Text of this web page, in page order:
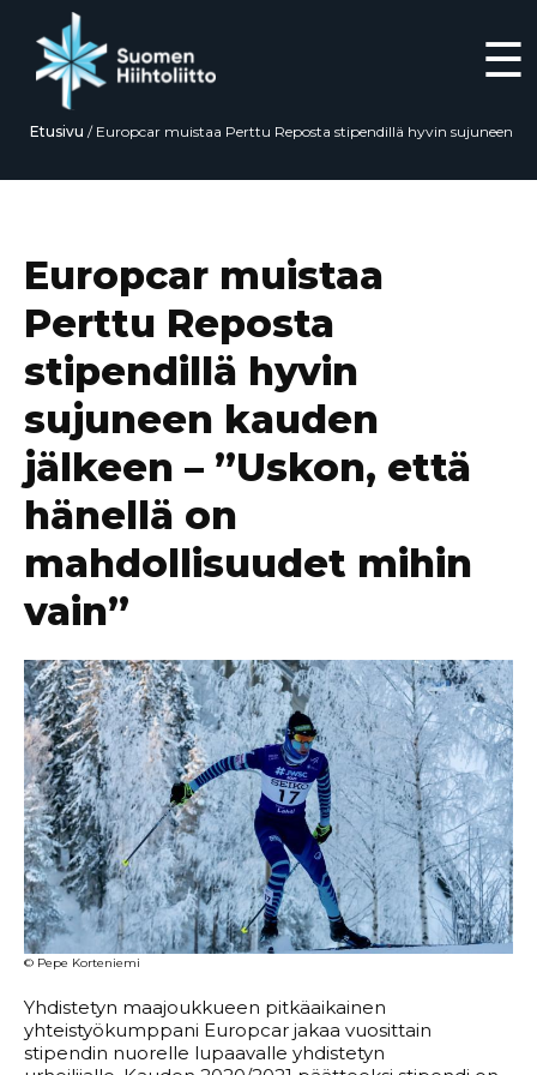
☰
Etusivu / Europcar muistaa Perttu Reposta stipendillä hyvin sujuneen
Europcar muistaa
Perttu Reposta
stipendillä hyvin
sujuneen kauden
jälkeen – ”Uskon, että
hänellä on
mahdollisuudet mihin
vain”
© Pepe Korteniemi
Yhdistetyn maajoukkueen pitkäaikainen
yhteistyökumppani Europcar jakaa vuosittain
stipendin nuorelle lupaavalle yhdistetyn